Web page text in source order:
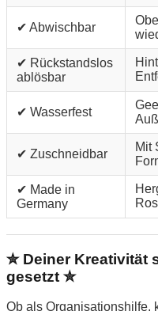
✔ Abwischbar
✔ Rückstandslos
ablösbar
✔ Wasserfest
✔ Zuschneidbar
Mit
✔ Made in
Germany
✮ Deiner Kreativität
gesetzt ✮
Ob als Organisationshilfe,